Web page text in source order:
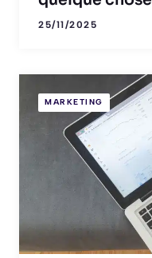
25/11/2025
MARKETING